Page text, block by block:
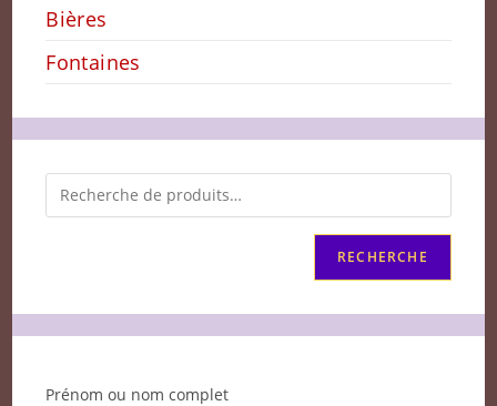
Bières
Fontaines
RECHERCHE
Prénom ou nom complet